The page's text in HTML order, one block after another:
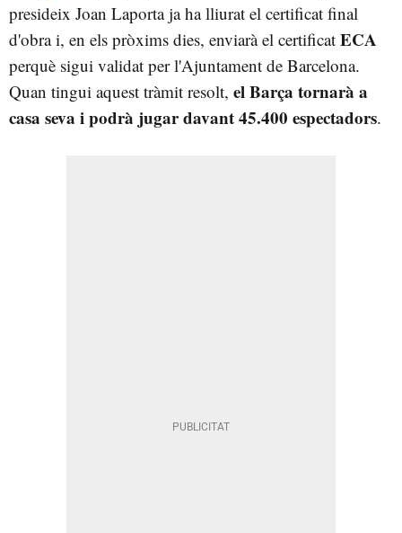
presideix Joan Laporta ja ha lliurat el certificat final
d'obra i, en els pròxims dies, enviarà el certificat ECA
perquè sigui validat per l'Ajuntament de Barcelona.
Quan tingui aquest tràmit resolt, el Barça tornarà a
casa seva i podrà jugar davant 45.400 espectadors.